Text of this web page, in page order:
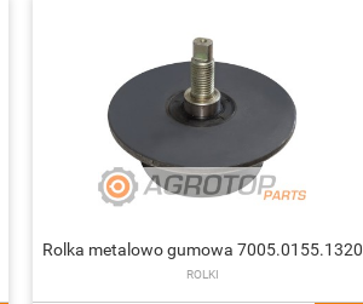
Rolka metalowo gumowa 7005.0155.1320
ROLKI